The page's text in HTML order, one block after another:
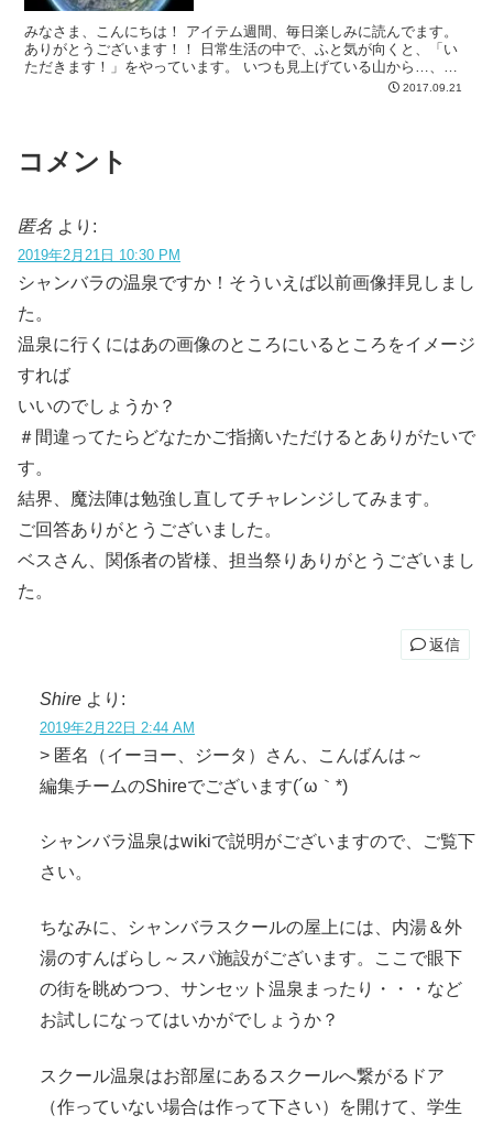
みなさま、こんにちは！ アイテム週間、毎日楽しみに読んでます。
ありがとうございます！！ 日常生活の中で、ふと気が向くと、「い
ただきます！」をやっています。 いつも見上げている山から…、娘
と行った動物園…、稲刈り中の田んぼなど…ｗｗ ９月６日...2017.09.21
コメント
匿名 より:
2019年2月21日 10:30 PM
シャンバラの温泉ですか！そういえば以前画像拝見しまし
た。
温泉に行くにはあの画像のところにいるところをイメージ
すれば
いいのでしょうか？
＃間違ってたらどなたかご指摘いただけるとありがたいで
す。
結界、魔法陣は勉強し直してチャレンジしてみます。
ご回答ありがとうございました。
ベスさん、関係者の皆様、担当祭りありがとうございまし
た。
返信
Shire より:
2019年2月22日 2:44 AM
> 匿名（イーヨー、ジータ）さん、こんばんは～
編集チームのShireでございます(´ω｀*)
シャンバラ温泉はwikiで説明がございますので、ご覧下
さい。
ちなみに、シャンバラスクールの屋上には、内湯＆外
湯のすんばらし～スパ施設がございます。ここで眼下
の街を眺めつつ、サンセット温泉まったり・・・など
お試しになってはいかがでしょうか？
スクール温泉はお部屋にあるスクールへ繋がるドア
（作っていない場合は作って下さい）を開けて、学生